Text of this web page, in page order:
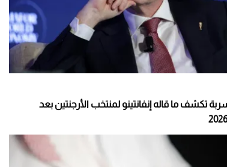
تكشف ما قاله إنفانتينو لمنتخب الأرجنتين بعد